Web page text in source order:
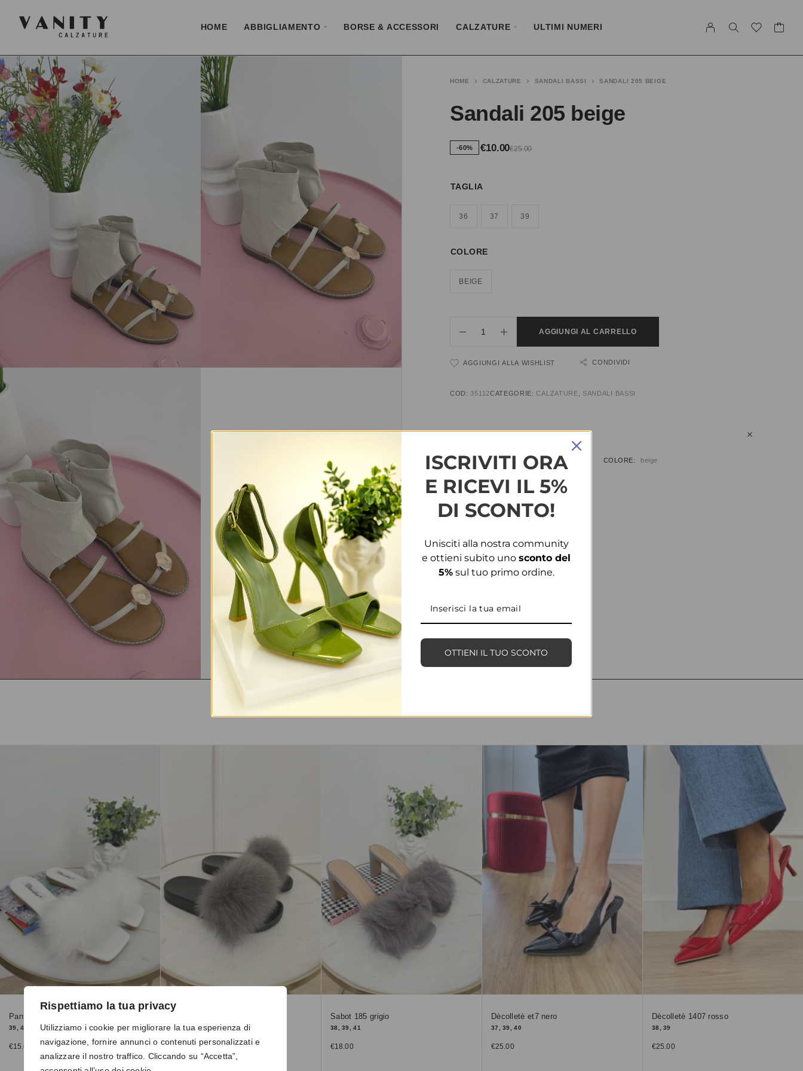
Rispettiamo la tua privacy
Utilizziamo i cookie per migliorare la tua esperienza di
navigazione, fornire annunci o contenuti personalizzati e
analizzare il nostro traffico. Cliccando su “Accetta”,
HOME ABBIGLIAMENTO BORSE & ACCESSORI CALZATURE ULTIMI NUMERI
HOME CALZATURE SANDALI BASSI SANDALI 205 BEIGE
Sandali 205 beige
-60% €25.00
€10.00
TAGLIA
36 37 39
COLORE
BEIGE
AGGIUNGI AL CARRELLO
AGGIUNGI ALLA WISHLIST CONDIVIDI
COD:35112CATEGORIE:CALZATURE SANDALI BASSI
INFORMAZIONI AGGIUNTIVE
TAGLIA 35, 36, 37, 38, 39, 40, 41 COLORE beige
Pantofoline 9127 bianche
39, 41
€15.00
38, 39
€15.00
Sabot 185 grigio
38, 39, 41
€18.00
Dècolletè et7 nero
37, 39, 40
€25.00
Dècolletè 1407 rosso
38, 39
€25.00
ISCRIVITI ORA
E RICEVI IL 5%
DI SCONTO!
Unisciti alla nostra community
e ottieni subito uno sconto del
5%sul tuo primo ordine.
OTTIENI IL TUO SCONTO